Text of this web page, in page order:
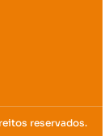
reservados.